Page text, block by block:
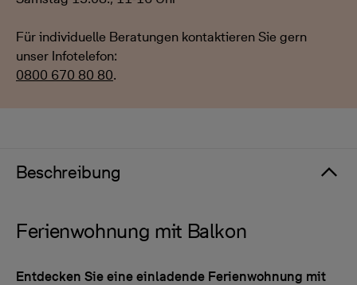
Für individuelle Beratungen kontaktieren Sie gern
unser Infotelefon:
0800 670 80 80.
Beschreibung
Ferienwohnung mit Balkon
Entdecken Sie eine einladende Ferienwohnung mit